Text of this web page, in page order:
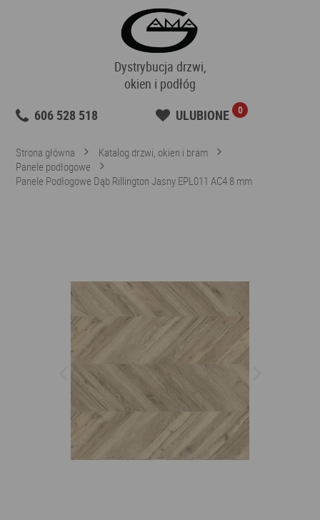
Dystrybucja drzwi,
okien i podłóg
606 528 518
ULUBIONE 0
Strona główna
Katalog drzwi, okien i bram
Panele podłogowe
Panele Podłogowe Dąb Rillington Jasny EPL011 AC4 8 mm